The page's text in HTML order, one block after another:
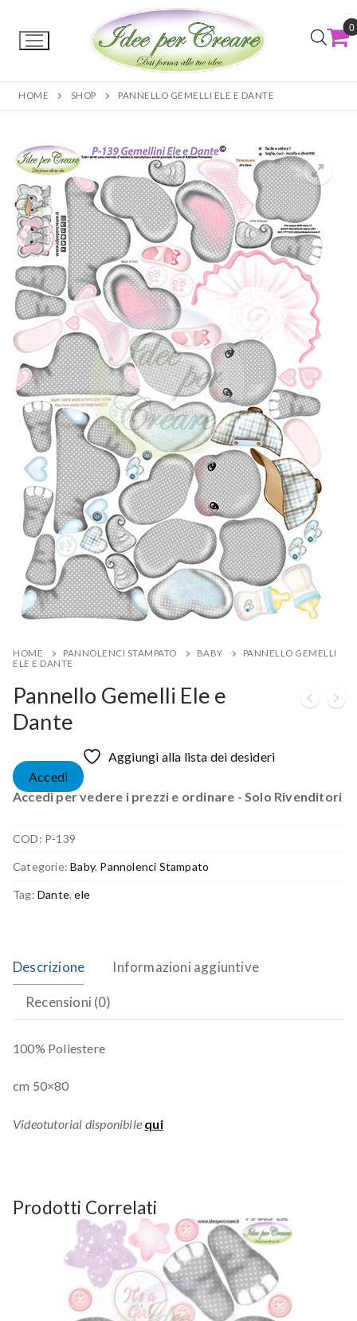
0
HOME SHOP PANNELLO GEMELLI ELE E DANTE
HOME PANNOLENCI STAMPATO BABY
PANNELLO GEMELLI
ELE E DANTE
Pannello Gemelli Ele e
Dante
Aggiungi alla lista dei desideri
Accedi
Accedi per vedere i prezzi e ordinare - Solo Rivenditori
COD: P-139
Categorie:Baby, Pannolenci Stampato
Tag: Dante,ele
Descrizione Informazioni aggiuntive
Recensioni (0)
100% Poliestere
cm 50×80
Videotutorial disponibile qui
Prodotti Correlati